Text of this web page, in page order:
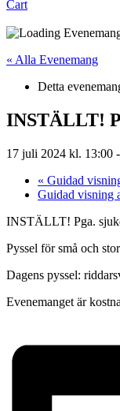
Cart
« Alla Evenemang
Detta
INSTÄLLT!
17 juli 2024 kl. 13:00 -
« Guidad
Guidad visning
INSTÄLLT! Pga.
Pyssel för små och
Dagens pyssel:
Evenemanget är